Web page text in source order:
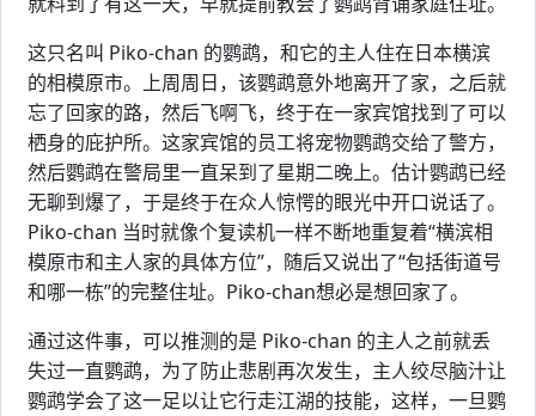
这只名叫 Piko-chan 的鹦鹉，和它的主人住在日本横滨
的相模原市。上周周日，该鹦鹉意外地离开了家，之后就
忘了回家的路，然后飞啊飞，终于在一家宾馆找到了可以
栖身的庇护所。这家宾馆的员工将宠物鹦鹉交给了警方，
然后鹦鹉在警局里一直呆到了星期二晚上。估计鹦鹉已经
无聊到爆了，于是终于在众人惊愕的眼光中开口说话了。
Piko-chan 当时就像个复读机一样不断地重复着“横滨相
模原市和主人家的具体方位”，随后又说出了“包括街道号
和哪一栋”的完整住址。Piko-chan想必是想回家了。
通过这件事，可以推测的是 Piko-chan 的主人之前就丢
失过一直鹦鹉，为了防止悲剧再次发生，主人绞尽脑汁让
鹦鹉学会了这一足以让它行走江湖的技能，这样，一旦鹦